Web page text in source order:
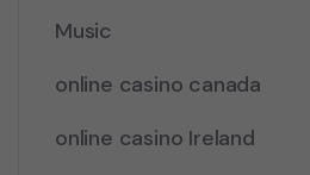
Music
online casino canada
online casino Ireland